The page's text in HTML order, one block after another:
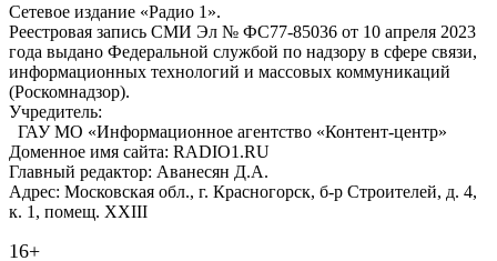
Сетевое издание «Радио 1».
Реестровая запись СМИ Эл № ФС77-85036 от 10 апреля 2023
года выдано Федеральной службой по надзору в сфере связи,
информационных технологий и массовых коммуникаций
(Роскомнадзор).
Учредитель:
ГАУ МО «Информационное агентство «Контент-центр»
Доменное имя сайта: RADIO1.RU
Главный редактор: Аванесян Д.А.
Адрес: Московская обл., г. Красногорск, б-р Строителей, д. 4,
к. 1, помещ. XXIII
16+